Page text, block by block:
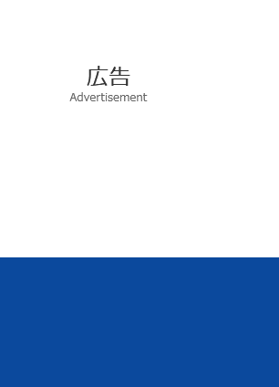
告